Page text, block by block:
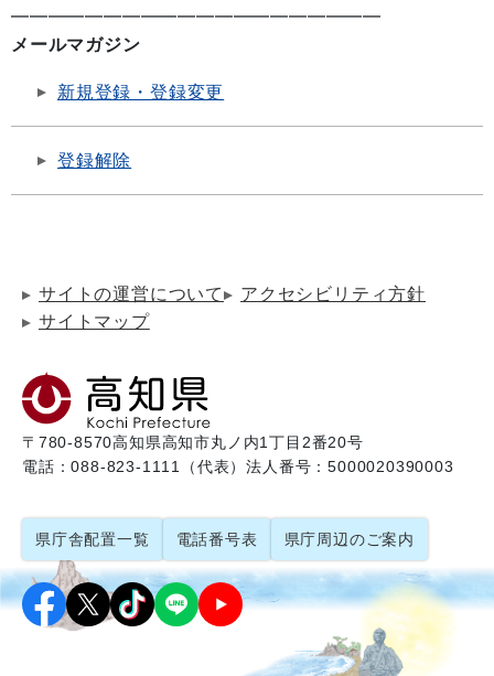
━━━━━━━━━━━━━━━━━━━━
メールマガジン
新規登録・登録変更
登録解除
サイトの運営について
アクセシビリティ方針
サイトマップ
〒780-8570高知県高知市丸ノ内1丁目2番20号
電話：088-823-1111（代表）法人番号：5000020390003
県庁舎配置一覧 電話番号表 県庁周辺のご案内